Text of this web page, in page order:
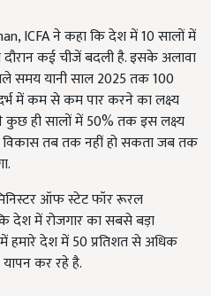
ICFA ने कहा कि देश में 10 सालों में
कई चीजें बदली है. इसके अलावा
समय यानी साल 2025 तक 100
में कम से कम पार करने का लक्ष्य
कुछ ही सालों में 50% तक इस लक्ष्य
विकास तब तक नहीं हो सकता जब तक
ऑफ स्टेट फॉर रूरल
देश में रोजगार का सबसे बड़ा
देश में 50 प्रतिशत से अधिक
कर रहे है.